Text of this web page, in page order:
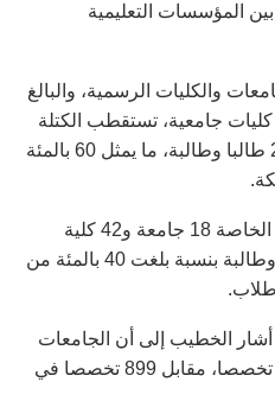
بين المؤسسات التعليمية
والكليات الرسمية، والبالغ
عددها 10 جامعات رسمية و10 كليات جامعية، تستقطب الكتلة
الأكبر من الطلبة بواقع 287320 طالبا وطالبة، ما يمثل 60 بالمئة
وفي المقابل، تضم المؤسسات الخاصة 18 جامعة و42 كلية
مجتمع، تحتضن 192689 طالبا وطالبة بنسبة بلغت 40 بالمئة من
أشار الخطيب إلى أن الجامعات
والكليات الرسمية تطرح 1322 تخصصا، مقابل 899 تخصصا في